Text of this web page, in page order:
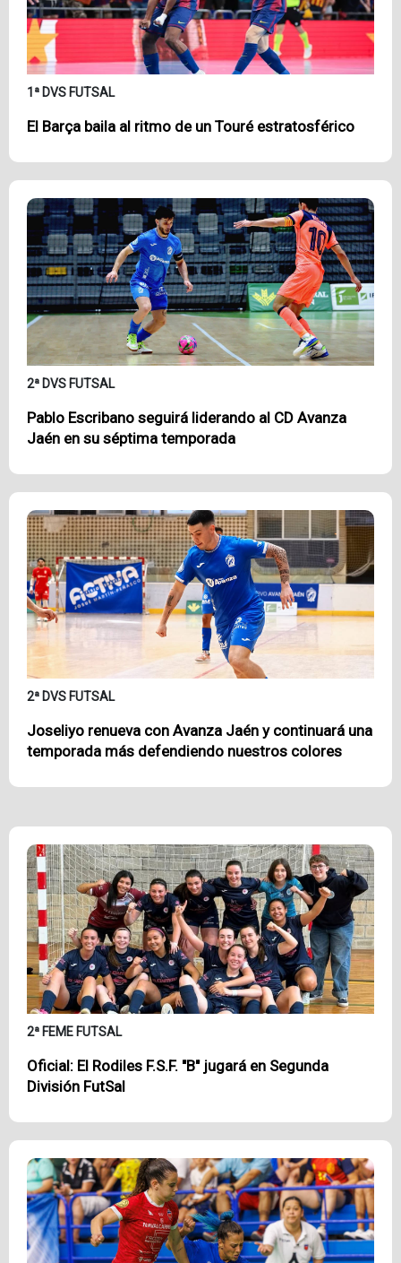
1ª DVS FUTSAL
El Barça baila al ritmo de un Touré estratosférico
2ª DVS FUTSAL
Pablo Escribano seguirá liderando al CD Avanza
Jaén en su séptima temporada
2ª DVS FUTSAL
Joseliyo renueva con Avanza Jaén y continuará una
temporada más defendiendo nuestros colores
2ª FEME FUTSAL
Oficial: El Rodiles F.S.F. "B" jugará en Segunda
División FutSal